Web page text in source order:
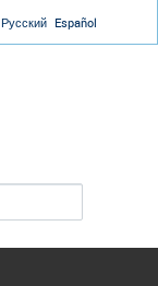
Русский Español